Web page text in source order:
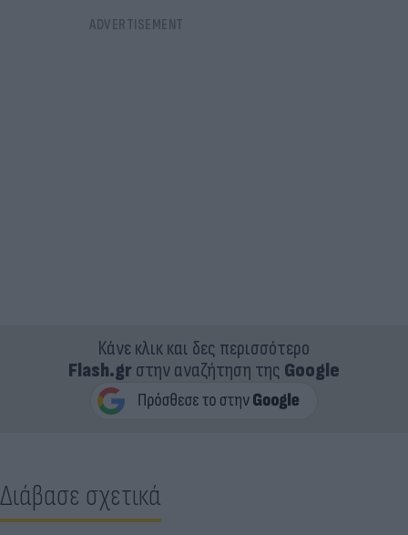
Κάνε κλικ και δες περισσότερο
Flash.grστην αναζήτηση της Google
Διάβασε σχετικά